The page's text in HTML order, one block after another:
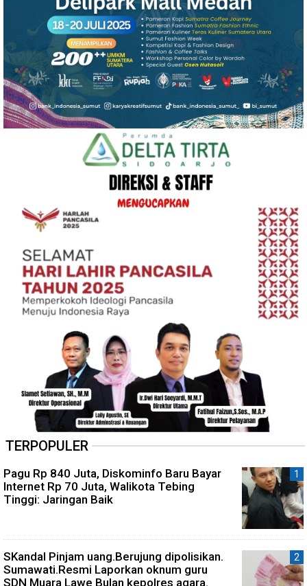
TERPOPULER
Pagu Rp 840 Juta, Diskominfo Baru Bayar
Internet Rp 70 Juta, Walikota Tebing
Tinggi: Jaringan Baik
SKandal Pinjam uang.Berujung dipolisikan.
Sumawati.Resmi Laporkan oknum guru
SDN Muara Lawe Bulan kepolres agara.